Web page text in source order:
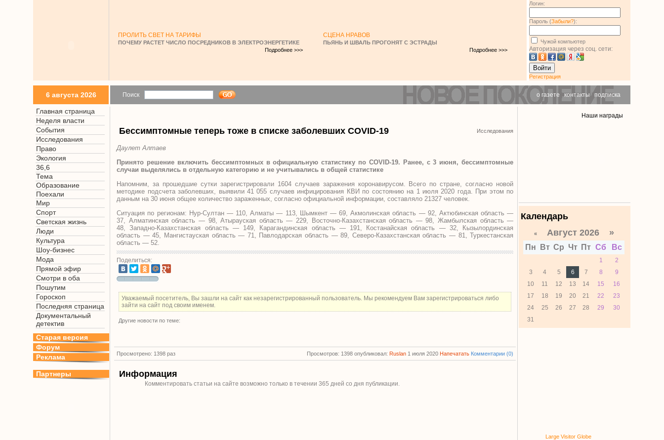
ПРОЛИТЬ СВЕТ НА ТАРИФЫ
ПОЧЕМУ РАСТЕТ ЧИСЛО ПОСРЕДНИКОВ В ЭЛЕКТРОЭНЕРГЕТИКЕ
Подробнее >>>
СЦЕНА НРАВОВ
ПЬЯНЬ И ШВАЛЬ ПРОГОНЯТ С ЭСТРАДЫ
Подробнее >>>
Логин:
Пароль (Забыли?):
Чужой компьютер
Авторизация через соц. сети:
Войти
Регистрация
6 августа 2026 Поиск о газете |контакты| подписка
Главная страница
Неделя власти
События
Исследования
Право
Экология
36,6
Тема
Образование
Поехали
Мир
Спорт
Светская жизнь
Люди
Культура
Шоу-бизнес
Мода
Прямой эфир
Смотри в оба
Пошутим
Гороскоп
Последняя страница
Документальный
детектив
Старая версия
Форум
Реклама
Партнеры
Бессимптомные теперь тоже в списке заболевших COVID-19 Исследования
Даулет Алтаев
Принято решение включить бессимптомных в официальную статистику по COVID-19. Ранее, с 3 июня, бессимптомные
случаи выделялись в отдельную категорию и не учитывались в общей статистике
Напомним, за прошедшие сутки зарегистрировали 1604 случаев заражения коронавирусом. Всего по стране, согласно новой
методике подсчета заболевших, выявили 41 055 случаев инфицирования КВИ по состоянию на 1 июля 2020 года. При этом по
данным на 30 июня общее количество зараженных, согласно официальной информации, составляло 21327 человек.
Ситуация по регионам: Нур-Султан — 110, Алматы — 113, Шымкент — 69, Акмолинская область — 92, Актюбинская область —
37, Алматинская область — 98, Атырауская область — 229, Восточно-Казахстанская область — 98, Жамбылская область —
48, Западно-Казахстанская область — 149, Карагандинская область — 191, Костанайская область — 32, Кызылординская
область — 45, Мангистауская область — 71, Павлодарская область — 89, Северо-Казахстанская область — 81, Туркестанская
область — 52.
Поделиться:
Уважаемый посетитель, Вы зашли на сайт как незарегистрированный пользователь. Мы рекомендуем Вам зарегистрироваться либо
зайти на сайт под своим именем.
Другие новости по теме:
Просмотрено: 1398 раз Просмотров: 1398 опубликовал:Ruslan 1 июля 2020Напечатать Комментарии (0)
Информация
Комментировать статьи на сайте возможно только в течении365 дней со дня публикации.
Наши награды
Календарь
«Август 2026 »
Пн Вт Ср Чт Пт Сб Вс
1
2
3
4 5 6 7 8
9
10
11 12 13 14 15
16
17
18 19 20 21 22
23
24
25 26 27 28 29
30
31
Large Visitor Globe